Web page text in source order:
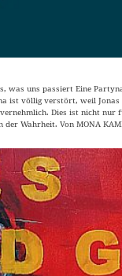
was uns passiert Eine
ist völlig verstört, weil
Dies ist nicht nur
der Wahrheit. Von MONA